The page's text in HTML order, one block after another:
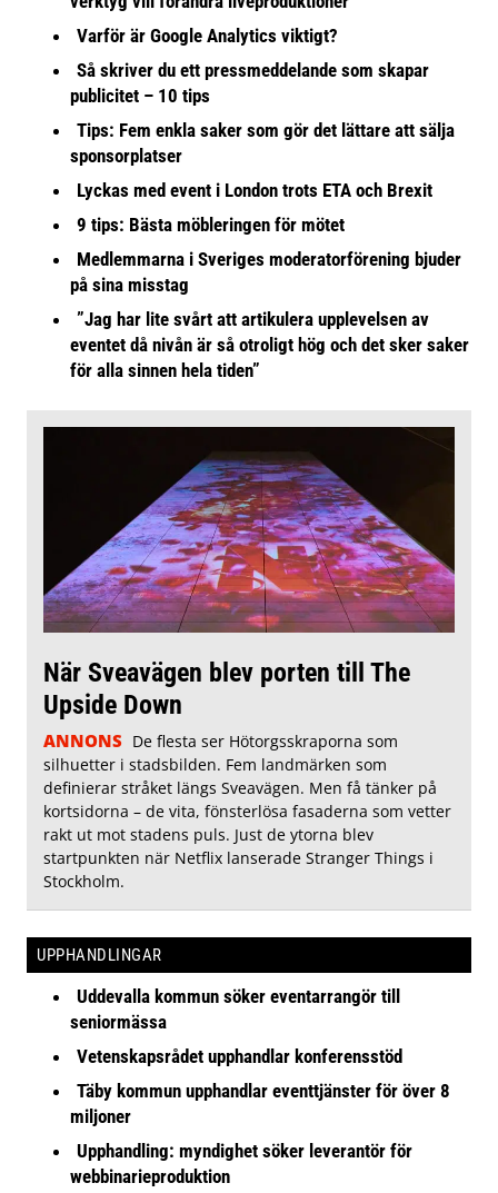
Varför är Google Analytics viktigt?
Så skriver du ett pressmeddelande som skapar
publicitet – 10 tips
Tips: Fem enkla saker som gör det lättare att sälja
sponsorplatser
Lyckas med event i London trots ETA och Brexit
9 tips: Bästa möbleringen för mötet
Medlemmarna i Sveriges moderatorförening bjuder
på sina misstag
”Jag har lite svårt att artikulera upplevelsen av
eventet då nivån är så otroligt hög och det sker saker
för alla sinnen hela tiden”
När Sveavägen blev porten till The
Upside Down
ANNONS De flesta ser Hötorgsskraporna som
silhuetter i stadsbilden. Fem landmärken som
definierar stråket längs Sveavägen. Men få tänker på
kortsidorna – de vita, fönsterlösa fasaderna som vetter
rakt ut mot stadens puls. Just de ytorna blev
startpunkten när Netflix lanserade Stranger Things i
Stockholm.
UPPHANDLINGAR
Uddevalla kommun söker eventarrangör till
seniormässa
Vetenskapsrådet upphandlar konferensstöd
Täby kommun upphandlar eventtjänster för över 8
miljoner
Upphandling: myndighet söker leverantör för
webbinarieproduktion